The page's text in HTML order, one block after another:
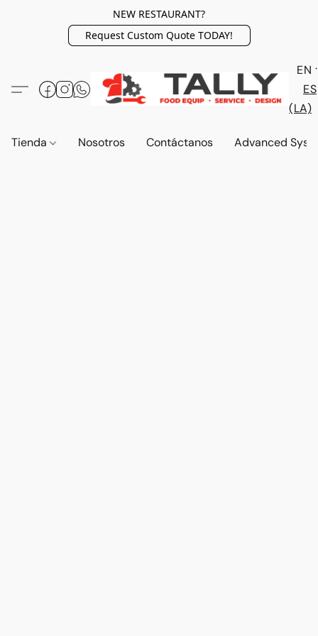
NEW RESTAURANT?
Request Custom Quote TODAY!
EN
ES
(LA)
Tienda Nosotros Contáctanos Advanced